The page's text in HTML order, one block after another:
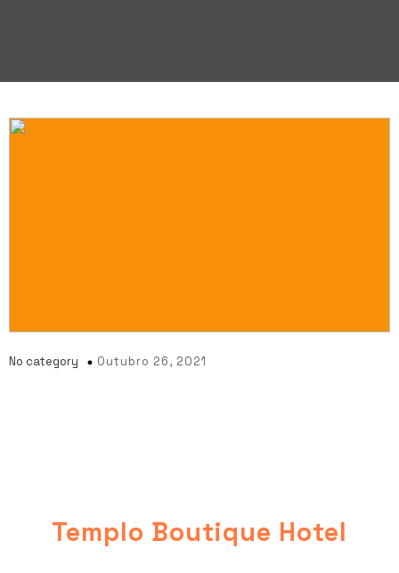
No category Outubro 26, 2021
Templo Boutique Hotel